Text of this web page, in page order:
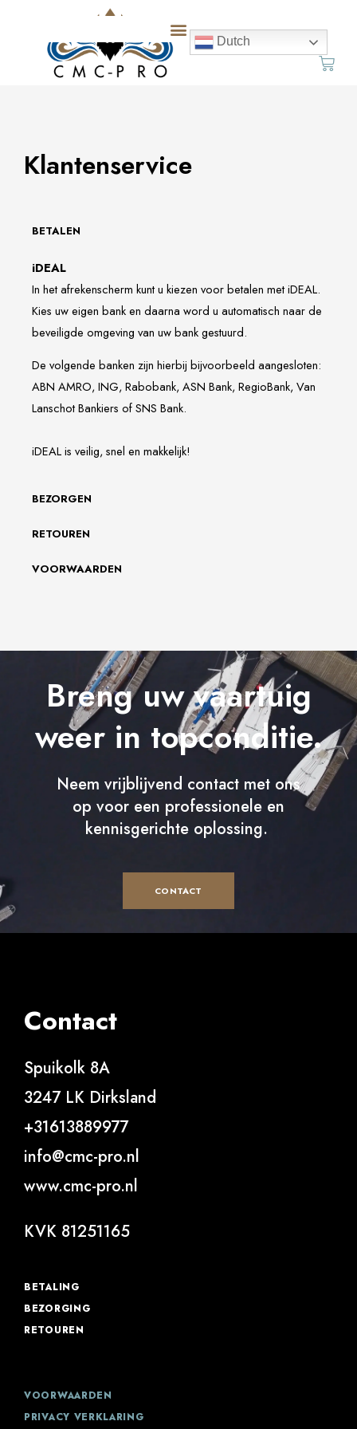
Dutch
Klantenservice
BETALEN
iDEAL
In het afrekenscherm kunt u kiezen voor betalen met iDEAL.
Kies uw eigen bank en daarna word u automatisch naar de
beveiligde omgeving van uw bank gestuurd.
De volgende banken zijn hierbij bijvoorbeeld aangesloten:
ABN AMRO, ING, Rabobank, ASN Bank, RegioBank, Van
Lanschot Bankiers of SNS Bank.
iDEAL is veilig, snel en makkelijk!
BEZORGEN
RETOUREN
VOORWAARDEN
Breng uw vaartuig
weer in topconditie.
Neem vrijblijvend contact met ons
op voor een professionele en
kennisgerichte oplossing.
CONTACT
Contact
Spuikolk 8A
3247 LK Dirksland
+31613889977
info@cmc-pro.nl
www.cmc-pro.nl
KVK 81251165
BETALING
BEZORGING
RETOUREN
VOORWAARDEN
PRIVACY VERKLARING